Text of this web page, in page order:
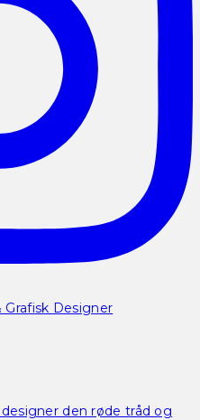
den røde tråd og